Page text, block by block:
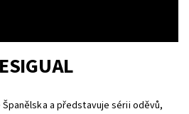
a představuje sérii oděvů,